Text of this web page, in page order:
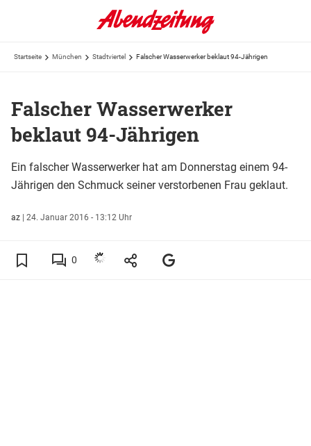
Startseite München Stadtviertel Falscher Wasserwerker beklaut 94-Jährigen
Falscher Wasserwerker
beklaut 94-Jährigen
Ein falscher Wasserwerker hat am Donnerstag einem 94-
Jährigen den Schmuck seiner verstorbenen Frau geklaut.
az | 24. Januar 2016 - 13:12 Uhr
0